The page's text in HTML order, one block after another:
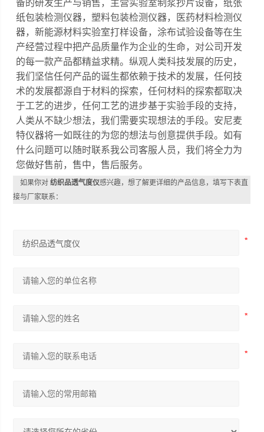
备的研发生产与销售，主营实验室制浆抄片设备，纸张
纸包装检测仪器，塑料包装检测仪器，医药材料检测仪
器，新能源材料实验室打样设备，涂布试验设备等在生
产经营过程中把产品质量作为企业的生命，对公司开发
的每一款产品都精益求精。纵观人类科技发展的历史，
我们坚信任何产品的诞生都依赖于技术的发展，任何技
术的发展都源自于材料的探索，任何材料的探索都取决
于工艺的进步，任何工艺的进步基于实验手段的支持，
人类从不缺少想法，我们需要实现想法的手段。安尼麦
特仪器将一如既往的为您的想法与创意提供手段。如有
什么问题可以随时联系我公司客服人员，我们将全力为
您做好售前，售中，售后服务。
如果你对纺织品透气度仪感兴趣，想了解更详细的产品信息，填写下表直
接与厂家联系：